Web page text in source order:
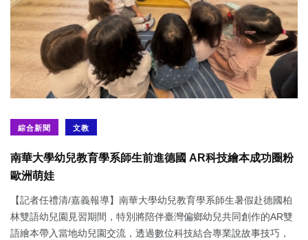
綜合新聞 文教
南華大學幼兒教育學系師生前進德國 AR科技繪本成功圈粉
歐洲萌娃
【記者任禮清/嘉義報導】南華大學幼兒教育學系師生暑假赴德國柏
林雙語幼兒園見習期間，特別將陪伴臺灣偏鄉幼兒共同創作的AR雙
語繪本帶入當地幼兒園交流，透過數位科技結合專業說故事技巧，